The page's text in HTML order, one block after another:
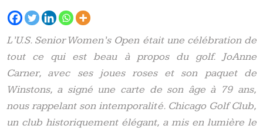
L’U.S. Senior Women’s Open était une célébration de
tout ce qui est beau à propos du golf. JoAnne
Carner, avec ses joues roses et son paquet de
Winstons, a signé une carte de son âge à 79 ans,
nous rappelant son intemporalité. Chicago Golf Club,
un club historiquement élégant, a mis en lumière le